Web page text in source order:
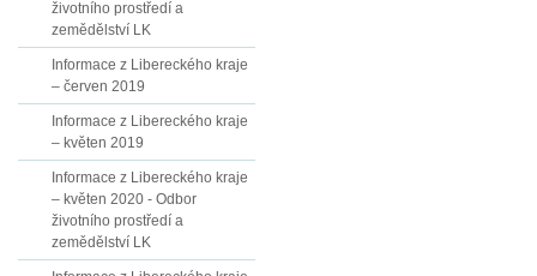
životního prostředí a
zemědělství LK
Informace z Libereckého kraje
– červen 2019
Informace z Libereckého kraje
– květen 2019
Informace z Libereckého kraje
– květen 2020 - Odbor
životního prostředí a
zemědělství LK